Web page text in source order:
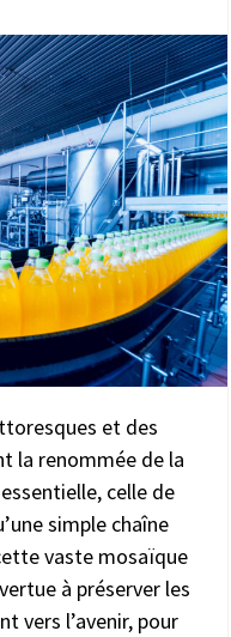
et des
la renommée de la
celle de
simple chaîne
vaste mosaïque
à préserver les
vers l’avenir, pour